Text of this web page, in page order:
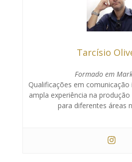
Tarcísio
Formado em
Qualificações em
ampla experiência na
para diferentes áreas